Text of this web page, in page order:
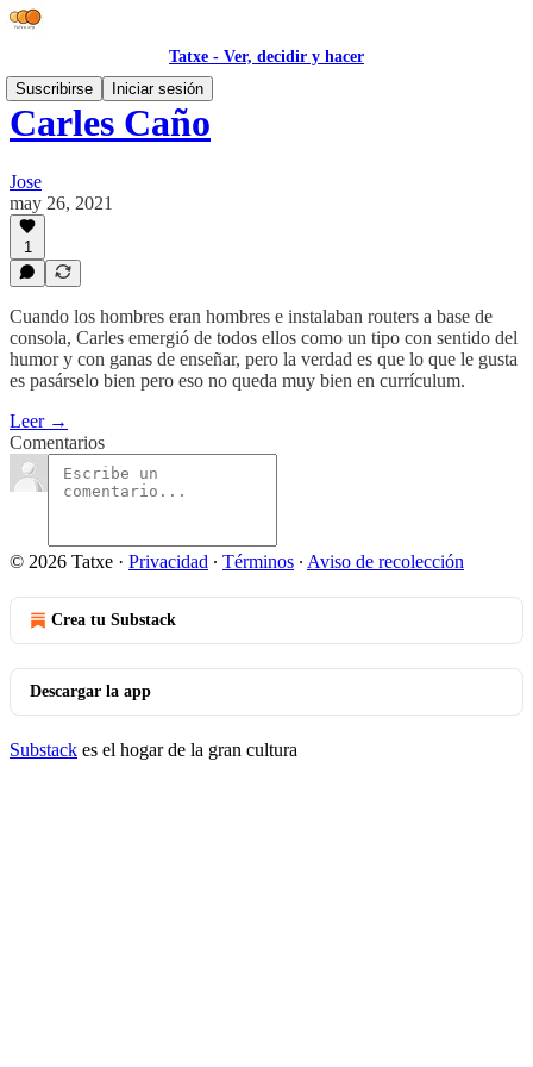
Tatxe - Ver, decidir y hacer
Suscribirse
Iniciar sesión
Carles Caño
Jose
may 26, 2021
1
Cuando los hombres eran hombres e instalaban routers a base de
consola, Carles emergió de todos ellos como un tipo con sentido del
humor y con ganas de enseñar, pero la verdad es que lo que le gusta
es pasárselo bien pero eso no queda muy bien en currículum.
Leer →
Comentarios
© 2026 Tatxe · Privacidad ∙ Términos ∙ Aviso de recolección
Crea tu Substack
Descargar la app
Substack es el hogar de la gran cultura